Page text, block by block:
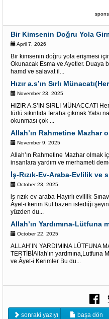
Bir Kimsenin Doğru Yola
April 7, 2026
Bir kimsenin doğru yola erişmesi
Okunacak Esma ve Ayetler.
hamd ve salavat il...
November 23, 2025
HIZIR A.S’IN SIRLI MÜNACCATI
türlü sıkıntıda feraha çıkmak Yatsı
okunması çok ...
November 9, 2025
Allah’ın Rahmetine Mazhar olmak
insanlara yardım ve merhameti
October 23, 2025
iş-rızık-ev-araba-Hayırlı evlilik-
Âyet-i kerim Kul bazen istediği şeyin
yüzden du...
Allah’ın Yardımına-
October 22, 2025
ALLAH’IN YARDIMINA LÜTFUNA
TERTİBİAllah’ın
ve Âyet-i Kerimler Bu du...
sonraki yazıyı oku başa dön